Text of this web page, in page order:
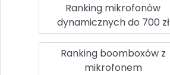
Ranking mikrofonów
dynamicznych do 700 zł
Ranking boomboxów z
mikrofonem